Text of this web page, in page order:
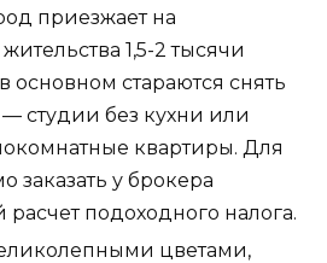
приезжает на
1,5-2 тысячи
основном стараются снять
студии без кухни или
квартиры. Для
заказать у брокера
подоходного налога.
цветами,